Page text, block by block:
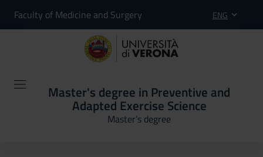
Faculty of Medicine and Surgery ENG
Master's degree in Preventive and
Adapted Exercise Science
Master’s degree